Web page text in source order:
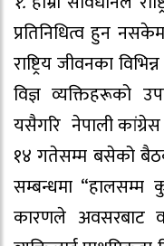
प्रतिनिधित्व हुन
राष्ट्रिय जीवनका
विज्ञ व्यक्तिहरूको
यसैगरि नेपाली
१४ गतेसम्म बसेको
सम्बन्धमा “हालसम्म
कारणले अवसरबाट